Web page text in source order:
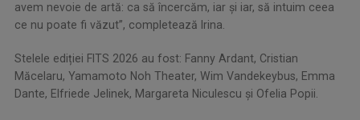
avem nevoie de artă: ca să încercăm, iar și iar, să intuim ceea
ce nu poate fi văzut”, completează Irina.
Stelele ediției FITS 2026 au fost: Fanny Ardant, Cristian
Măcelaru, Yamamoto Noh Theater, Wim Vandekeybus, Emma
Dante, Elfriede Jelinek, Margareta Niculescu și Ofelia Popii.